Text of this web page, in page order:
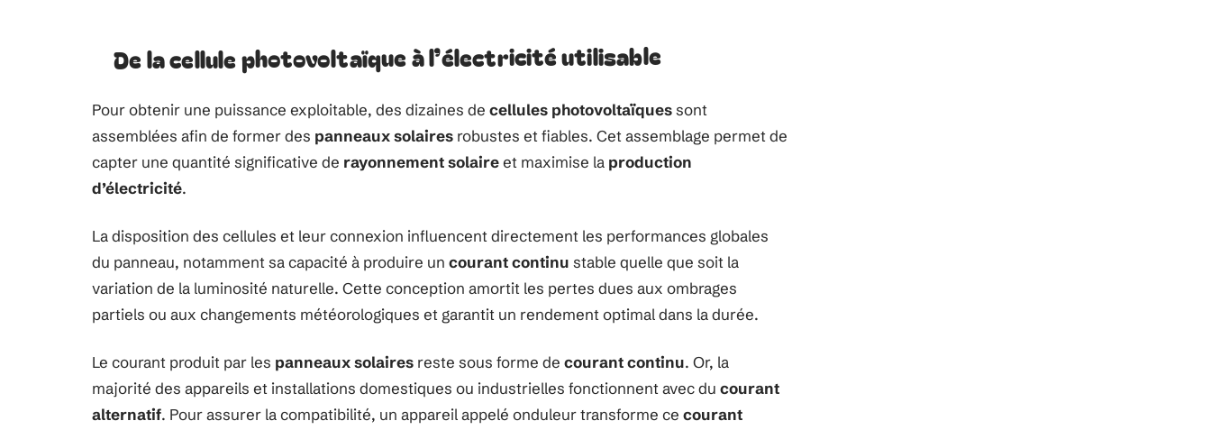
De la cellule photovoltaïque à l’électricité utilisable
Pour obtenir une puissance exploitable, des dizaines de cellules photovoltaïquessont
assemblées afin de former des panneaux solaires robustes et fiables. Cet assemblage permet de
capter une quantité significative de rayonnement solaireet maximise la production
d’électricité.
La disposition des cellules et leur connexion influencent directement les performances globales
du panneau, notamment sa capacité à produire un courant continu stable quelle que soit la
variation de la luminosité naturelle. Cette conception amortit les pertes dues aux ombrages
partiels ou aux changements météorologiques et garantit un rendement optimal dans la durée.
Le courant produit par les panneaux solaires reste sous forme de courant continu. Or, la
majorité des appareils et installations domestiques ou industrielles fonctionnent avec du courant
alternatif. Pour assurer la compatibilité, un appareil appelé onduleur transforme ce courant